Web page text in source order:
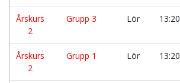
Årskurs
2
Grupp 3 Lör 13:20
Årskurs
2
Grupp 1 Lör 13:20